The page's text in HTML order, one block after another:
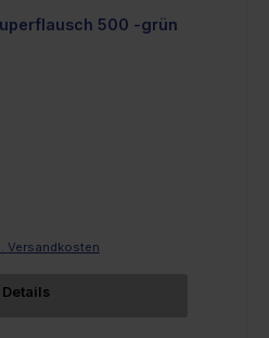
500 -grün
Versandkosten
Details